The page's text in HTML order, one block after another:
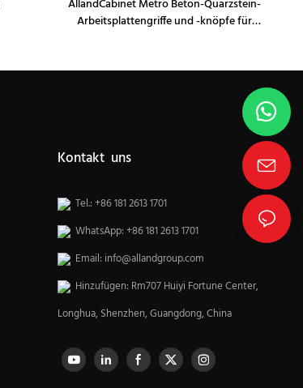
AllandCabinet Metro Beton-Quarzstein-
Arbeitsplattengriffe und -knöpfe für
Kontakt uns
Tel.: +86 181 2613 1701
WhatsApp: +86 181 2613 1701
Email: info@allandgroup.com
Hinzufügen: Rm707 Huiyi Fortune Center,
Longhua, Shenzhen, Guangdong, China